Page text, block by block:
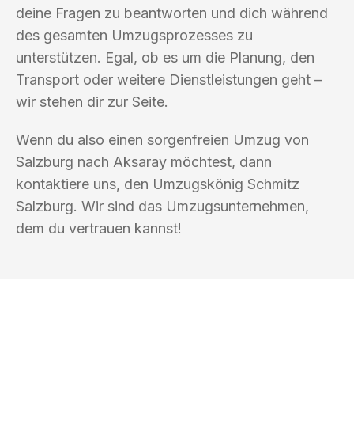
deine Fragen zu beantworten und dich während
des gesamten Umzugsprozesses zu
unterstützen. Egal, ob es um die Planung, den
Transport oder weitere Dienstleistungen geht –
wir stehen dir zur Seite.
Wenn du also einen sorgenfreien Umzug von
Salzburg nach Aksaray möchtest, dann
kontaktiere uns, den Umzugskönig Schmitz
Salzburg. Wir sind das Umzugsunternehmen,
dem du vertrauen kannst!